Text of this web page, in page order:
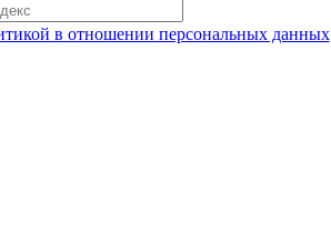
в отношении персональных данных